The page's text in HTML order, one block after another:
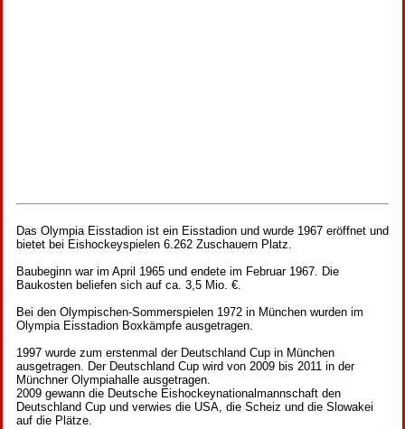
Das Olympia Eisstadion ist ein Eisstadion und wurde 1967 eröffnet und
bietet bei Eishockeyspielen 6.262 Zuschauern Platz.
Baubeginn war im April 1965 und endete im Februar 1967. Die
Baukosten beliefen sich auf ca. 3,5 Mio. €.
Bei den Olympischen-Sommerspielen 1972 in München wurden im
Olympia Eisstadion Boxkämpfe ausgetragen.
1997 wurde zum erstenmal der Deutschland Cup in München
ausgetragen. Der Deutschland Cup wird von 2009 bis 2011 in der
Münchner Olympiahalle ausgetragen.
2009 gewann die Deutsche Eishockeynationalmannschaft den
Deutschland Cup und verwies die USA, die Scheiz und die Slowakei
auf die Plätze.